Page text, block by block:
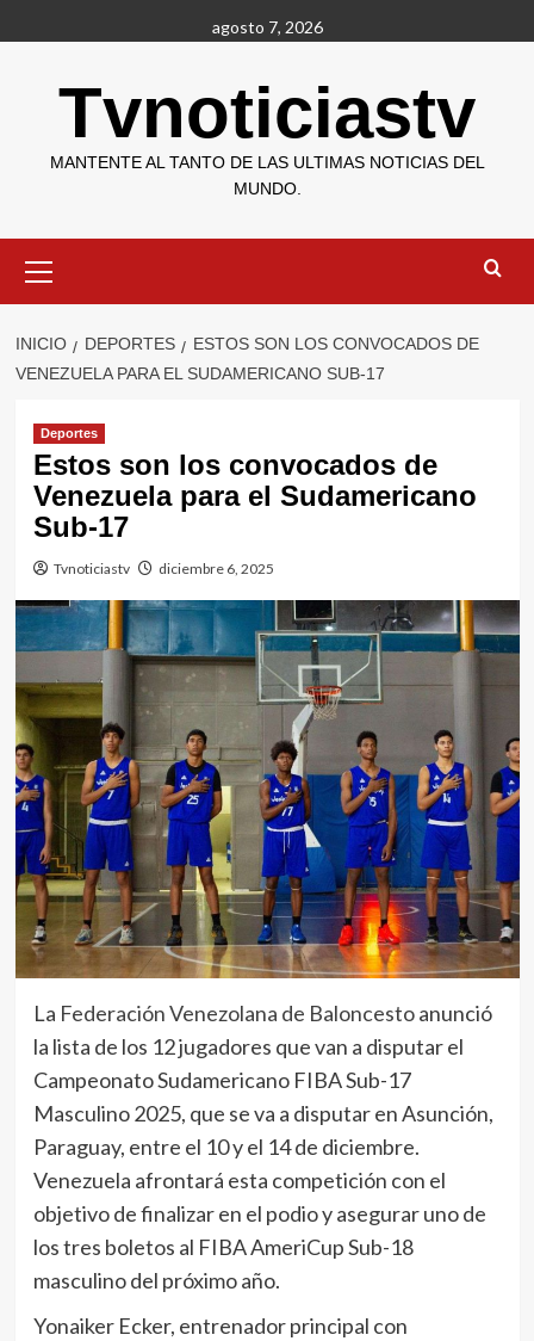
al
agosto 7, 2026
Tvnoticiastv
MANTENTE AL TANTO DE LAS ULTIMAS NOTICIAS DEL
MUNDO.
primario
INICIO DEPORTES
ESTOS SON LOS CONVOCADOS DE
VENEZUELA PARA EL SUDAMERICANO SUB-17
Deportes
Estos son los convocados de
Venezuela para el Sudamericano
Sub-17
Tvnoticiastv diciembre 6, 2025
La Federación Venezolana de Baloncestoanunció
la lista de los 12 jugadores que van a disputar el
Campeonato Sudamericano FIBA Sub-17
Masculino 2025, que se va a disputar en Asunción,
Paraguay, entre el 10 y el 14 de diciembre.
Venezuela afrontará esta competición con el
objetivo de finalizar en el podio y asegurar uno de
los tres boletos al FIBA AmeriCup Sub-18
masculino del próximo año.
Yonaiker Ecker, entrenador principal con